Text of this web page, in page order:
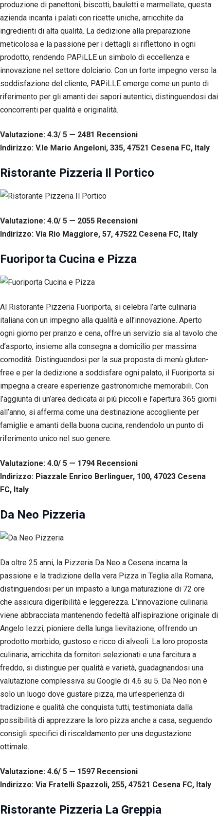
produzione di panettoni, biscotti, bauletti e marmellate, questa
azienda incanta i palati con ricette uniche, arricchite da
ingredienti di alta qualità. La dedizione alla preparazione
meticolosa e la passione per i dettagli si riflettono in ogni
prodotto, rendendo PAPiLLE un simbolo di eccellenza e
innovazione nel settore dolciario. Con un forte impegno verso la
soddisfazione del cliente, PAPiLLE emerge come un punto di
riferimento per gli amanti dei sapori autentici, distinguendosi dai
concorrenti per qualità e originalità.
Valutazione: 4.3/ 5 — 2481 Recensioni
Indirizzo: V.le Mario Angeloni, 335, 47521 Cesena FC, Italy
Ristorante Pizzeria Il Portico
Valutazione: 4.0/ 5 — 2055 Recensioni
Indirizzo: Via Rio Maggiore, 57, 47522 Cesena FC, Italy
Fuoriporta Cucina e Pizza
Al Ristorante Pizzeria Fuoriporta, si celebra l’arte culinaria
italiana con un impegno alla qualità e all’innovazione. Aperto
ogni giorno per pranzo e cena, offre un servizio sia al tavolo che
d’asporto, insieme alla consegna a domicilio per massima
comodità. Distinguendosi per la sua proposta di menù gluten-
free e per la dedizione a soddisfare ogni palato, il Fuoriporta si
impegna a creare esperienze gastronomiche memorabili. Con
l’aggiunta di un’area dedicata ai più piccoli e l’apertura 365 giorni
all’anno, si afferma come una destinazione accogliente per
famiglie e amanti della buona cucina, rendendolo un punto di
riferimento unico nel suo genere.
Valutazione: 4.0/ 5 — 1794 Recensioni
Indirizzo: Piazzale Enrico Berlinguer, 100, 47023 Cesena
FC, Italy
Da Neo Pizzeria
Da oltre 25 anni, la Pizzeria Da Neo a Cesena incarna la
passione e la tradizione della vera Pizza in Teglia alla Romana,
distinguendosi per un impasto a lunga maturazione di 72 ore
che assicura digeribilità e leggerezza. L’innovazione culinaria
viene abbracciata mantenendo fedeltà all’ispirazione originale di
Angelo Iezzi, pioniere della lunga lievitazione, offrendo un
prodotto morbido, gustoso e ricco di alveoli. La loro proposta
culinaria, arricchita da fornitori selezionati e una farcitura a
freddo, si distingue per qualità e varietà, guadagnandosi una
valutazione complessiva su Google di 4.6 su 5. Da Neo non è
solo un luogo dove gustare pizza, ma un’esperienza di
tradizione e qualità che conquista tutti, testimoniata dalla
possibilità di apprezzare la loro pizza anche a casa, seguendo
consigli specifici di riscaldamento per una degustazione
ottimale.
Valutazione: 4.6/ 5 — 1597 Recensioni
Indirizzo: Via Fratelli Spazzoli, 255, 47521 Cesena FC, Italy
Ristorante Pizzeria La Greppia
Esperienza
Per
permettere
una migliore
esperienza
di
navigazione
sul nostro
sito durante
Se rifiuti
questi
funzioni del
sito non
Marketing
tuoi interessi e il
tuo
comportamento
nostro sito,
aumenti le
vedere contenuti